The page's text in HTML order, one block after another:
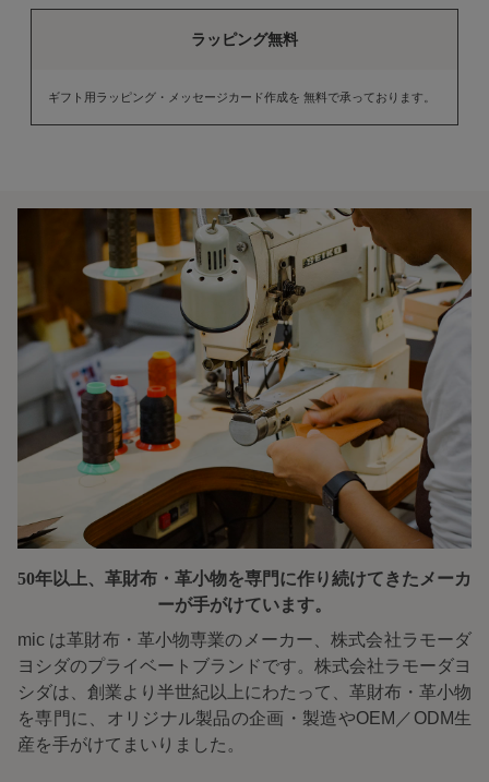
ラッピング無料
ギフト用ラッピング・メッセージカード作成を 無料で承っております。
50年以上、革財布・革小物を専門に作り続けてきたメーカ
ーが手がけています。
mic は革財布・革小物専業のメーカー、株式会社ラモーダ
ヨシダのプライベートブランドです。株式会社ラモーダヨ
シダは、創業より半世紀以上にわたって、革財布・革小物
を専門に、オリジナル製品の企画・製造やOEM／ODM生
産を手がけてまいりました。